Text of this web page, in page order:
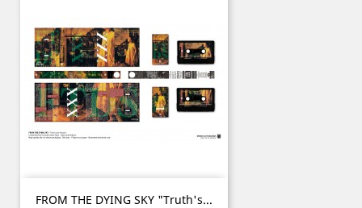
FROM THE DYING SKY "Truth's...